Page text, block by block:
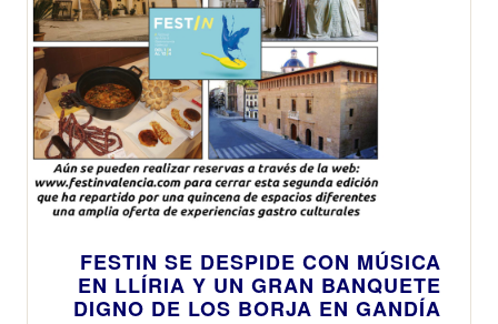
FESTIN SE DESPIDE CON MÚSICA
EN LLÍRIA Y UN GRAN BANQUETE
DIGNO DE LOS BORJA EN GANDÍA